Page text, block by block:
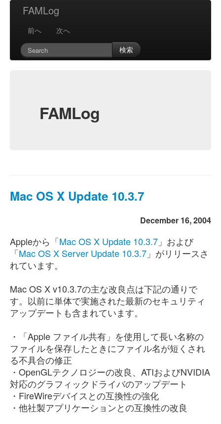
FAMLog
前へ
次へ
検索
FAMLog
Mac OS X Update 10.3.7
December 16, 2004
Appleから「Mac OS X Update 10.3.7 」および
「Mac OS X Server Update 10.3.7 」がリリースさ
れています。
Mac OS X v10.3.7の主な改良点は下記の通りで
す。以前に単体で実施された最新のセキュリティ
アップデートも含まれています。
・「Apple ファイル共有」を使用して長い名称の
ファイルを保存したときにファイル名が短くされ
る不具合の修正
・OpenGLテクノロジーの改良、ATIおよびNVIDIA
対応のグラフィックドライバのアップデート
・FireWireデバイスとの互換性の強化
・他社製アプリケーションとの互換性の改良